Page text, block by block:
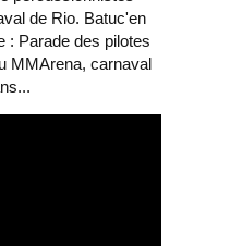
de Rio. Batuc'en
: Parade des pilotes
MMArena, carnaval